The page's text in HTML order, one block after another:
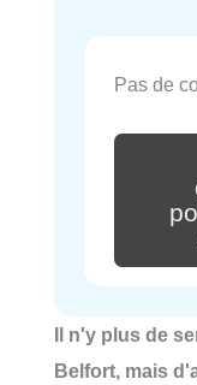
Pas de
Il n'y plus de
Belfort, mais